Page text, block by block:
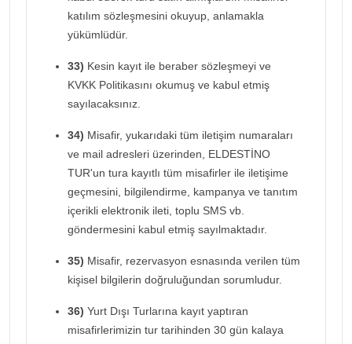
katılım sözleşmesini okuyup, anlamakla
yükümlüdür.
33) Kesin kayıt ile beraber sözleşmeyi ve
KVKK Politikasını okumuş ve kabul etmiş
sayılacaksınız.
34) Misafir, yukarıdaki tüm iletişim numaraları
ve mail adresleri üzerinden, ELDESTİNO
TUR'un tura kayıtlı tüm misafirler ile iletişime
geçmesini, bilgilendirme, kampanya ve tanıtım
içerikli elektronik ileti, toplu SMS vb.
göndermesini kabul etmiş sayılmaktadır.
35) Misafir, rezervasyon esnasında verilen tüm
kişisel bilgilerin doğruluğundan sorumludur.
36) Yurt Dışı Turlarına kayıt yaptıran
misafirlerimizin tur tarihinden 30 gün kalaya